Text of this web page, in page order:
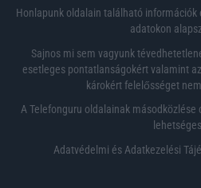
Honlapunk oldalain található
adatokon
Sajnos mi sem vagyunk
esetleges pontatlanságokért valamint
károkért felelősséget
A Telefonguru oldalainak másodközlése
Adatvédelmi és Adatkezelési